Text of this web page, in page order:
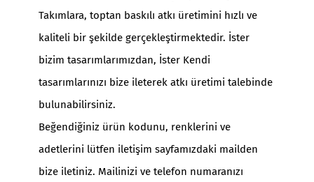
Takımlara, toptan baskılı atkı üretimini hızlı ve
kaliteli bir şekilde gerçekleştirmektedir. İster
bizim tasarımlarımızdan, İster Kendi
tasarımlarınızı bize ileterek atkı üretimi talebinde
bulunabilirsiniz.
Beğendiğiniz ürün kodunu, renklerini ve
adetlerini lütfen iletişim sayfamızdaki mailden
bize iletiniz. Mailinizi ve telefon numaranızı